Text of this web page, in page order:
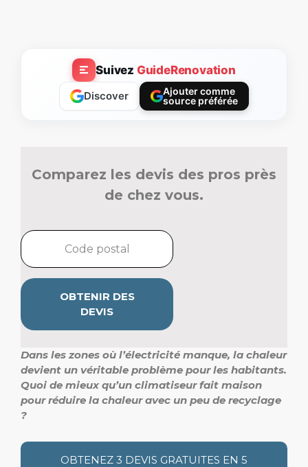
Suivez GuideRenovation
Discover
Ajouter comme
source préférée
Comparez les devis des pros près
de chez vous.
OBTENIR DES
DEVIS
Dans les zones où l’électricité manque, la chaleur
devient un véritable problème pour les habitants.
Quoi de mieux qu’un climatiseur fait maison
pour réduire la chaleur avec un peu de recyclage
?
OBTENEZ 3 DEVIS GRATUITES EN 5